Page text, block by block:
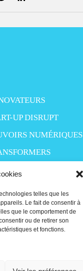
telles que les
Le fait de consentir à
que le comportement de
ou de retirer son
et fonctions.
UP DISRUPT
NUMÉRIQUES
LIFE
IN TECH